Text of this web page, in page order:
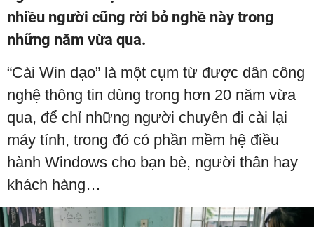
nhiều người cũng rời bỏ nghề này trong
những năm vừa qua.
“Cài Win dạo” là một cụm từ được dân công
nghệ thông tin dùng trong hơn 20 năm vừa
qua, để chỉ những người chuyên đi cài lại
máy tính, trong đó có phần mềm hệ điều
hành Windows cho bạn bè, người thân hay
khách hàng…